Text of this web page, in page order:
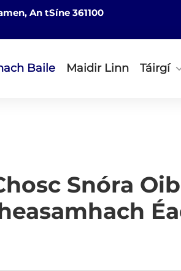
An tSíne 361100
Baile Maidir Linn Táirgí
Snóra